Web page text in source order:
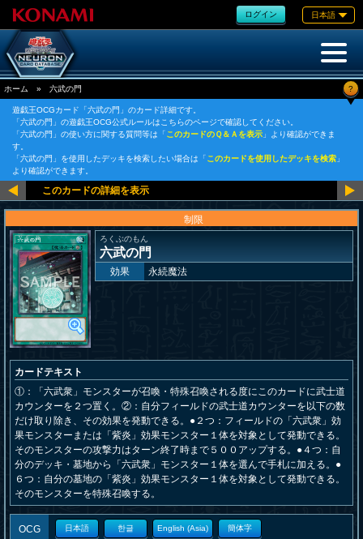
ログイン 日本語
ホーム » 六武の門 ?
遊戯王OCGカード「六武の門」のカード詳細です。
「六武の門」の遊戯王OCG公式ルールはこちらのページで確認してください。
「六武の門」の使い方に関する質問等は「このカードのＱ＆Ａを表示 」より確認ができま
す。
「六武の門」を使用したデッキを検索したい場合は「このカードを使用したデッキを検索 」
より確認ができます。
制限
ろくぶのもん
六武の門
効果 永続魔法
カードテキスト
①：「六武衆」モンスターが召喚・特殊召喚される度にこのカードに武士道
カウンターを２つ置く。②：自分フィールドの武士道カウンターを以下の数
だけ取り除き、その効果を発動できる。●２つ：フィールドの「六武衆」効
果モンスターまたは「紫炎」効果モンスター１体を対象として発動できる。
そのモンスターの攻撃力はターン終了時まで５００アップする。●４つ：自
分のデッキ・墓地から「六武衆」モンスター１体を選んで手札に加える。●
６つ：自分の墓地の「紫炎」効果モンスター１体を対象として発動できる。
そのモンスターを特殊召喚する。
OCG 日本語 한글 English (Asia) 簡体字